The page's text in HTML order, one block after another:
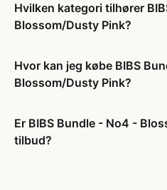
Hvilken kategori tilhører
Blossom/Dusty Pink?
Hvor kan jeg købe BIBS
Blossom/Dusty Pink?
Er BIBS Bundle - No4 -
tilbud?